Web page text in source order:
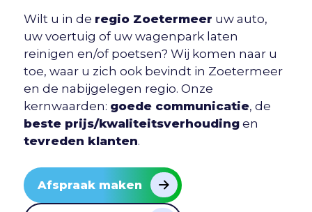
Wilt u in de regio Zoetermeer uw auto,
uw voertuig of uw wagenpark laten
reinigen en/of poetsen? Wij komen naar u
toe, waar u zich ook bevindt in Zoetermeer
en de nabijgelegen regio. Onze
kernwaarden: goede communicatie, de
beste prijs/kwaliteitsverhoudingen
tevreden klanten.
Afspraak maken